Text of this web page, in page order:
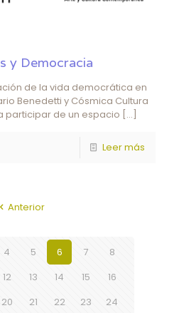
y Democracia
de la vida democrática en
Benedetti y Cósmica Cultura
participar de un espacio […]
Leer más
Anterior
4 5 6 7
8
12 13 14 15
16
20 21 22 23
24